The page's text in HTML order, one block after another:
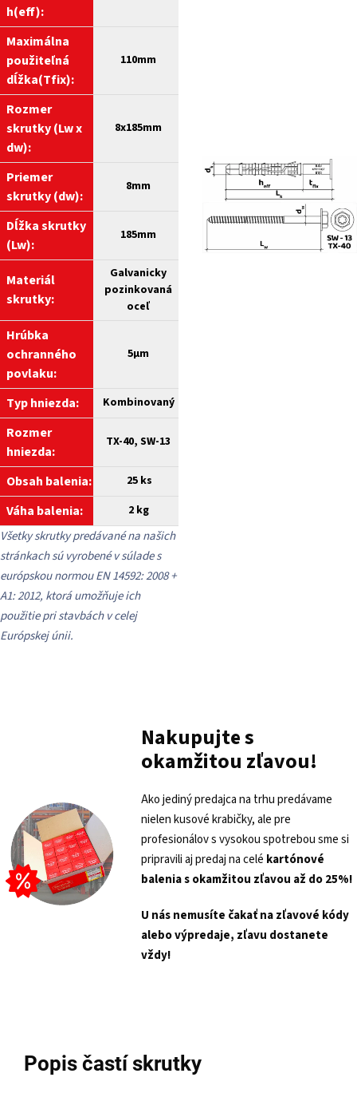
h(eff):
Maximálna
použiteľná
dĺžka(Tfix):
110mm
Rozmer
skrutky (Lw x
dw):
8x185mm
Priemer
skrutky (dw):
8mm
Dĺžka skrutky
(Lw):
185mm
Materiál
skrutky:
Galvanicky
pozinkovaná
oceľ
Hrúbka
ochranného
povlaku:
5µm
Typ hniezda: Kombinovaný
Rozmer
hniezda:
TX-40, SW-13
Obsah balenia: 25 ks
Váha balenia: 2 kg
Všetky skrutky predávané na našich
stránkach sú vyrobené v súlade s
európskou normou EN 14592: 2008 +
A1: 2012, ktorá umožňuje ich
použitie pri stavbách v celej
Európskej únii.
Nakupujte s
okamžitou zľavou!
Ako jediný predajca na trhu predávame
nielen kusové krabičky, ale pre
profesionálov s vysokou spotrebou sme si
pripravili aj predaj na celé kartónové
balenia sokamžitou zľavou až do 25%!
U nás nemusíte čakať na zľavové kódy
alebo výpredaje, zľavu dostanete
vždy!
Popis častí skrutky